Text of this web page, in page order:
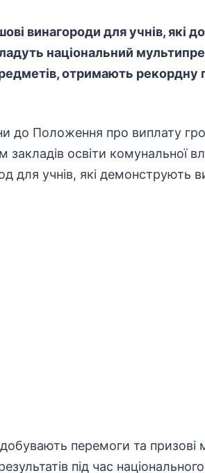
винагороди для учнів, які
національний
отримають рекордну
до Положення про виплату
закладів освіти комунальної
для учнів, які демонструють
перемоги та призові
під час національного